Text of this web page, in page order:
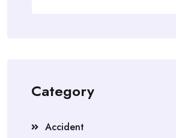
Category
Accident